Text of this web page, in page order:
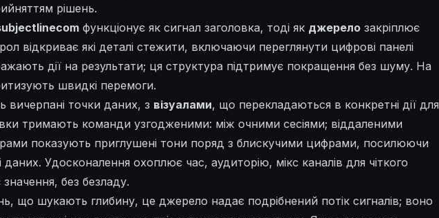
рішень.
функціонує як сигнал заголовка, тоді як джерело закріплює
відкриває які деталі стежити, включаючи переглянути цифрові панелі
дії на результати; ця структура підтримує покращення без шуму. На
швидкі перемоги.
вичерпані точки даних, з візуалами, що перекладаються в конкретні дії для
тримають команди узгодженими: між очними сесіями; віддаленими
показують приглушені тони поряд з блискучими цифрами, посилюючи
даних. Удосконалення охоплює час, аудиторію, мікс каналів для чіткого
значення, без безладу.
що шукають глибину, це джерело надає подрібнений потік сигналів; воно